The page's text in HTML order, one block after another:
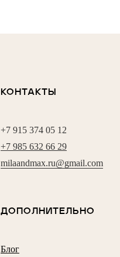
КОНТАКТЫ
+7 915 374 05 12
+7 985 632 66 29
milaandmax.ru@gmail.com
ДОПОЛНИТЕЛЬНО
Блог